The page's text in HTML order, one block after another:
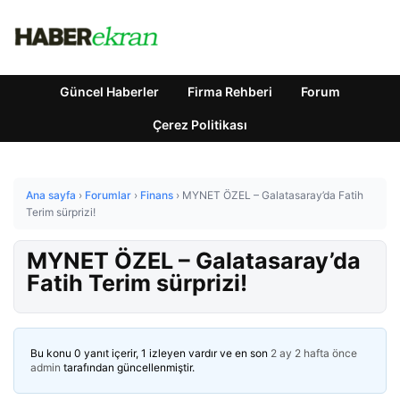
Güncel Haberler Firma Rehberi Forum
Çerez Politikası
Ana sayfa › Forumlar › Finans › MYNET ÖZEL – Galatasaray’da Fatih
Terim sürprizi!
MYNET ÖZEL – Galatasaray’da
Fatih Terim sürprizi!
Bu konu 0 yanıt içerir, 1 izleyen vardır ve en son 2 ay 2 hafta önce
admin tarafından güncellenmiştir.